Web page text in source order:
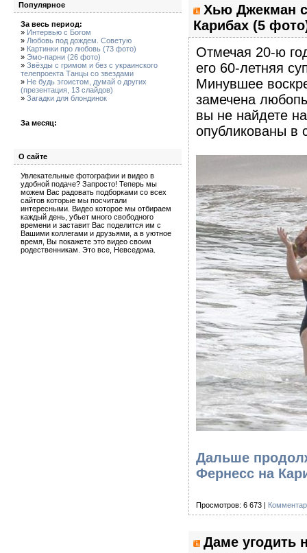
Популярное
За весь период:
» Интервью с Богом
» Любовь под дождем. Советую
» Картинки про любовь (73 фото)
» Эмо-парни (26 фото)
» Звёзды с гримом и без с украинского
телепроекта Танцы со звездами
» Не будь эгоистом, думай о других
(презентация, 13 слайдов)
» Загадки для блондинок
За месяц:
О сайте
Увлекательные фотографии и видео в
удобной подаче? Запросто! Теперь мы
можем Вас радовать подборками со всех
сайтов которые мы посчитали
интересными. Видео которое мы отбираем
каждый день, убьет много свободного
времени и заставит Вас поделится им с
Вашими коллегами и друзьями, а в уютное
время, Вы покажете это видео своим
родественникам. Это все, Невседома.
Хью Джекман
Карибах (5
Отмечая 20-ю
его 60-летняя
Минувшее
замечена
вы не найдете
опубликованы в
Дальше
Фернесс на
Просмотров: 6 673 |
Даме угодить